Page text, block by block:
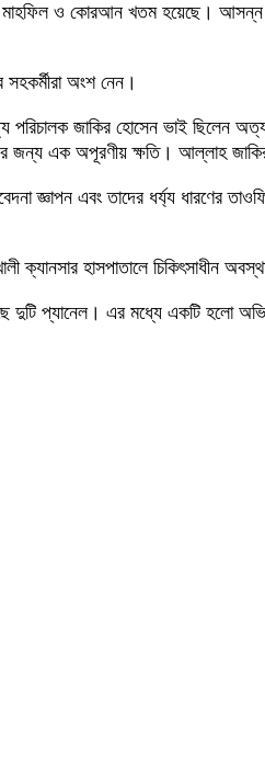
ও কোরআন খতম হয়েছে। আসন্ন
সহকর্মীরা অংশ নেন।
পরিচালক জাকির হোসেন ভাই ছিলেন
জন্য এক অপূরণীয় ক্ষতি। আল্লাহ
জ্ঞাপন এবং তাদের ধর্য্য ধারণের
হাসপাতালে চিকিৎসাধীন
করছে দুটি প্যানেল। এর মধ্যে একটি হলো